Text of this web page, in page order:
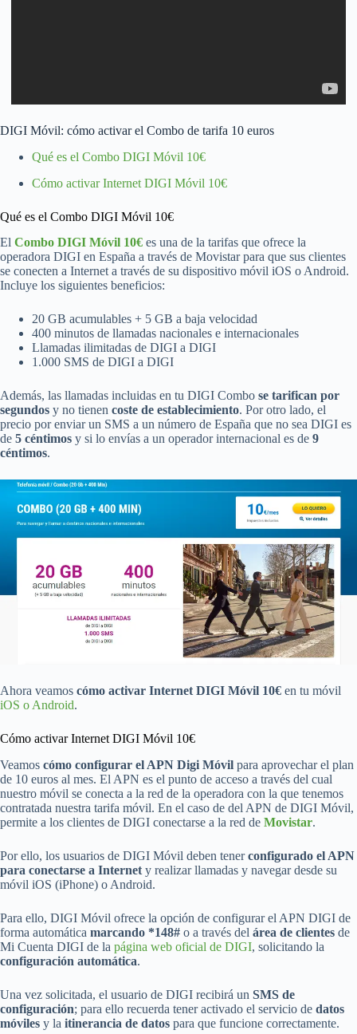
DIGI Móvil: cómo activar el Combo de tarifa 10 euros
Qué es el Combo DIGI Móvil 10€
Cómo activar Internet DIGI Móvil 10€
Qué es el Combo DIGI Móvil 10€
El Combo DIGI Móvil 10€ es una de la tarifas que ofrece la
operadora DIGI en España a través de Movistar para que sus clientes
se conecten a Internet a través de su dispositivo móvil iOS o Android.
Incluye los siguientes beneficios:
20 GB acumulables + 5 GB a baja velocidad
400 minutos de llamadas nacionales e internacionales
Llamadas ilimitadas de DIGI a DIGI
1.000 SMS de DIGI a DIGI
Además, las llamadas incluidas en tu DIGI Combo se tarifican por
segundos y no tienen coste de establecimiento. Por otro lado, el
precio por enviar un SMS a un número de España que no sea DIGI es
de 5 céntimos y si lo envías a un operador internacional es de 9
céntimos.
Ahora veamos cómo activar Internet DIGI Móvil 10€ en tu móvil
iOS o Android.
Cómo activar Internet DIGI Móvil 10€
Veamos cómo configurar el APN Digi Móvil para aprovechar el plan
de 10 euros al mes. El APN es el punto de acceso a través del cual
nuestro móvil se conecta a la red de la operadora con la que tenemos
contratada nuestra tarifa móvil. En el caso de del APN de DIGI Móvil,
permite a los clientes de DIGI conectarse a la red de Movistar.
Por ello, los usuarios de DIGI Móvil deben tenerconfigurado el APN
para conectarse a Internet y realizar llamadas y navegar desde su
móvil iOS (iPhone) o Android.
Para ello, DIGI Móvil ofrece la opción de configurar el APN DIGI de
forma automática marcando *148# o a través del área de clientes de
Mi Cuenta DIGI de la página web oficial de DIGI, solicitando la
configuración automática.
Una vez solicitada, el usuario de DIGI recibirá un SMS de
configuración; para ello recuerda tener activado el servicio de datos
móviles y la itinerancia de datos para que funcione correctamente.